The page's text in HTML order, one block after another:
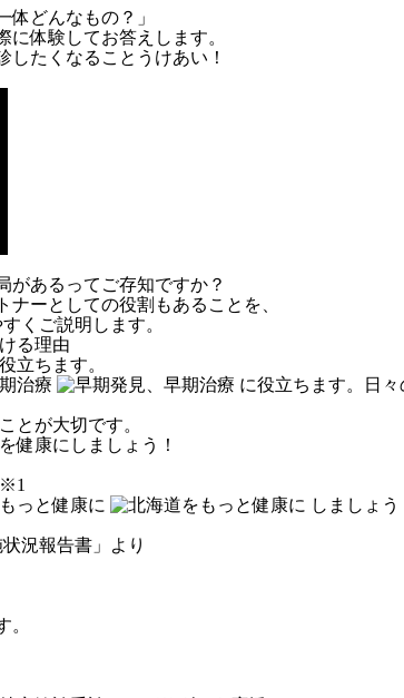
体どんなもの？」
体験してお答えします。
たくなることうけあい！
があるってご存知ですか？
ーとしての役割もあることを、
くご説明します。
に役立ちます。 日々
※1
しましょう
況報告書」より
。